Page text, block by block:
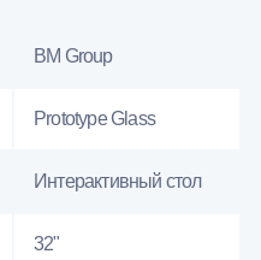
BM Group
Prototype Glass
Интерактивный стол
32"